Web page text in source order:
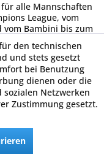
für alle Mannschaften
League, vom
Bambini bis zum
das Nachfolgemodell
den technischen
und stets gesetzt
bei Benutzung
dienen oder die
Netzwerken
Zustimmung gesetzt.